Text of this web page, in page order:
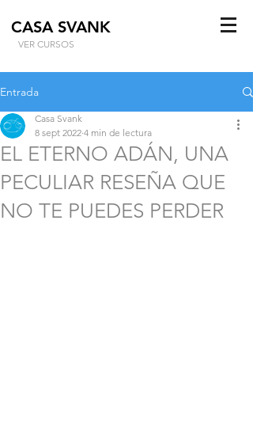
CASA SVANK
VER CURSOS
Entrada
EL ETERNO ADÁN, UNA
PECULIAR RESEÑA QUE
NO TE PUEDES PERDER
Casa Svank
8 sept 2022 4 min de lectura